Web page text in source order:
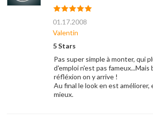
01.17.2008
Valentin
5 Stars
Pas super simple à monter, qui
d'emploi n'est pas fameux...Mais
réfléxion on y arrive !
Au final le look en est
mieux.